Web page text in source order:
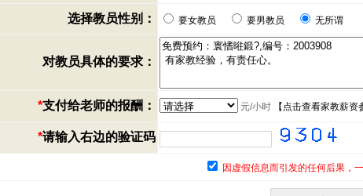
选择教员性别：
要女教员 要男教员 无所谓
对教员具体的要求：
*支付给老师的报酬： 元/小时【 点击查看家教薪资
*请输入右边的验证码
因虚假信息而引发的任何后果，